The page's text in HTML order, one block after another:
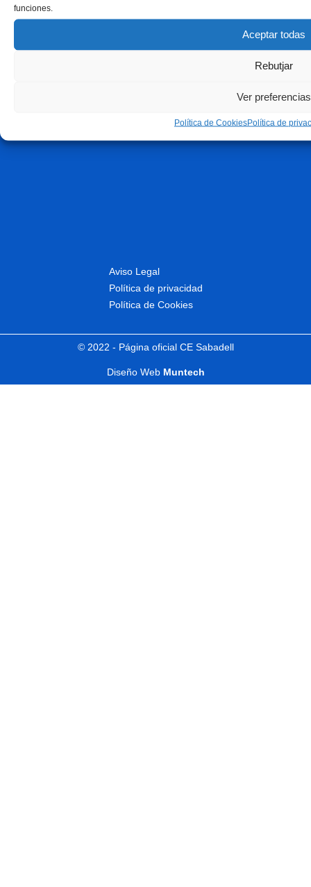
funciones.
Aceptar todas
Rebutjar
Ver preferencias
Política de CookiesPolítica de
Aviso Legal
Política de privacidad
Política de Cookies
© 2022 - Página oficial CE Sabadell
Diseño Web Muntech